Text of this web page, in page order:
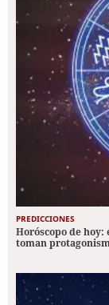
PREDICCIONES
Horóscopo de
toman